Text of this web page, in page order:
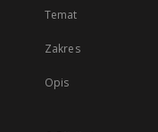
Temat
Zakres
Opis